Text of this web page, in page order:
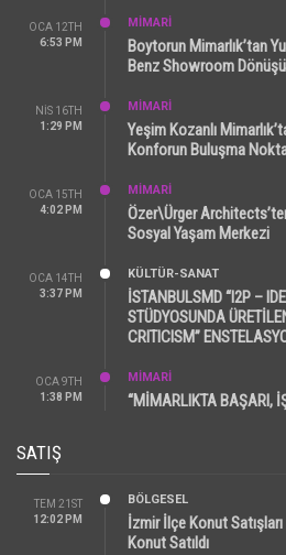
OCA 12TH
6:53 PM
MİMARİ
Boytorun Mimarlık’tan
Benz Showroom
NIS 16TH
1:29 PM
MİMARİ
Yeşim Kozanlı
Konforun Buluşma
OCA 15TH
4:02 PM
MİMARİ
Özer\Ürger
Sosyal Yaşam Merkezi
OCA 14TH
3:37 PM
KÜLTÜR-SANAT
İSTANBULSMD “I2P –
STÜDYOSUNDA
CRITICISM”
OCA 9TH
1:38 PM
MİMARİ
“MİMARLIKTA BAŞARI,
SATIŞ
TEM 21ST
12:02 PM
BÖLGESEL
İzmir İlçe Konut
Konut Satıldı